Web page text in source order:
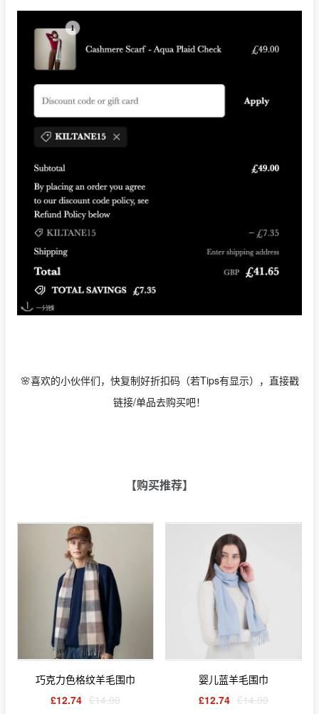
🌸喜欢的小伙伴们，快复制好折扣码（若Tips有显示），直接戳
链接/单品去购买吧！
【购买推荐】
巧克力色格纹羊毛围巾
£12.74 £14.99
婴儿蓝羊毛围巾
£12.74 £14.99